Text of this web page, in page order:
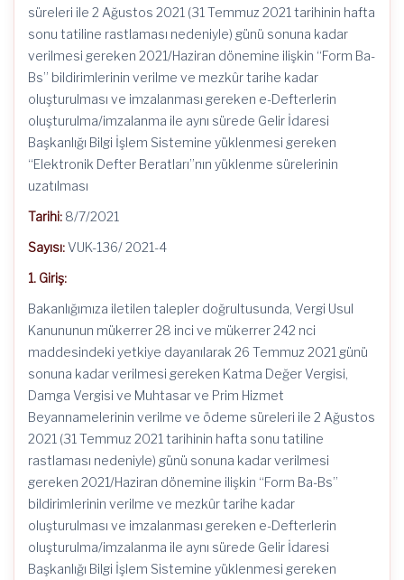
süreleri ile 2 Ağustos 2021 (31 Temmuz 2021 tarihinin hafta
sonu tatiline rastlaması nedeniyle) günü sonuna kadar
verilmesi gereken 2021/Haziran dönemine ilişkin “Form Ba-
Bs” bildirimlerinin verilme ve mezkûr tarihe kadar
oluşturulması ve imzalanması gereken e-Defterlerin
oluşturulma/imzalanma ile aynı sürede Gelir İdaresi
Başkanlığı Bilgi İşlem Sistemine yüklenmesi gereken
“Elektronik Defter Beratları”nın yüklenme sürelerinin
uzatılması
Tarihi: 8/7/2021
Sayısı:VUK-136/ 2021-4
1. Giriş:
Bakanlığımıza iletilen talepler doğrultusunda, Vergi Usul
Kanununun mükerrer 28 inci ve mükerrer 242 nci
maddesindeki yetkiye dayanılarak 26 Temmuz 2021 günü
sonuna kadar verilmesi gereken Katma Değer Vergisi,
Damga Vergisi ve Muhtasar ve Prim Hizmet
Beyannamelerinin verilme ve ödeme süreleri ile 2 Ağustos
2021 (31 Temmuz 2021 tarihinin hafta sonu tatiline
rastlaması nedeniyle) günü sonuna kadar verilmesi
gereken 2021/Haziran dönemine ilişkin “Form Ba-Bs”
bildirimlerinin verilme ve mezkûr tarihe kadar
oluşturulması ve imzalanması gereken e-Defterlerin
oluşturulma/imzalanma ile aynı sürede Gelir İdaresi
Başkanlığı Bilgi İşlem Sistemine yüklenmesi gereken